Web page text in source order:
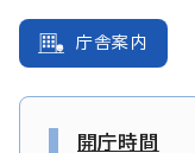
庁舎案内
開庁時間